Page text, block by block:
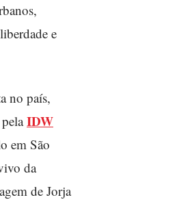
e
no país,
IDW
em São
da
de Jorja